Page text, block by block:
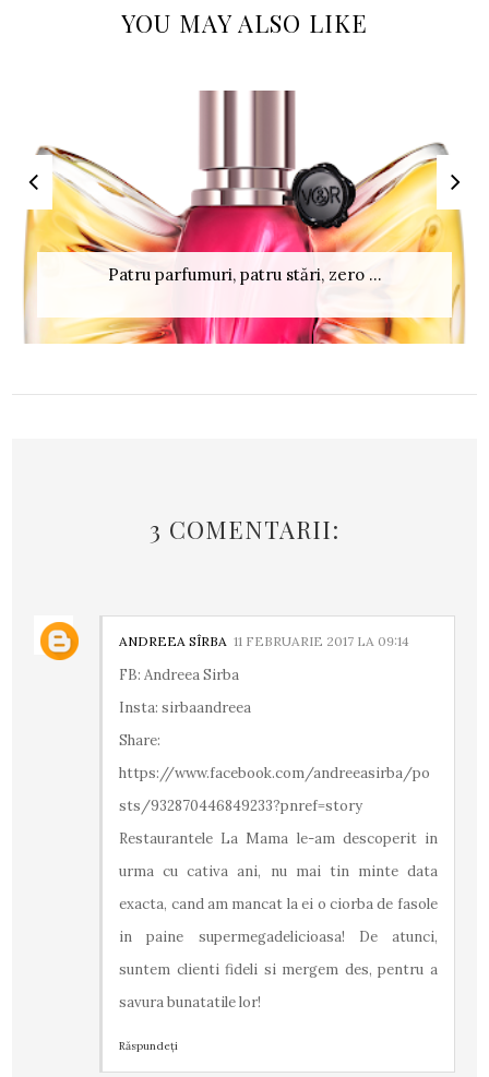
YOU MAY ALSO LIKE
Patru parfumuri, patru stări, zero ...
3 COMENTARII:
ANDREEA SÎRBA 11 FEBRUARIE 2017 LA 09:14
FB: Andreea Sirba
Insta: sirbaandreea
Share:
https://www.facebook.com/andreeasirba/po
sts/932870446849233?pnref=story
Restaurantele La Mama le-am descoperit in
urma cu cativa ani, nu mai tin minte data
exacta, cand am mancat la ei o ciorba de fasole
in paine supermegadelicioasa! De atunci,
suntem clienti fideli si mergem des, pentru a
savura bunatatile lor!
Răspundeți